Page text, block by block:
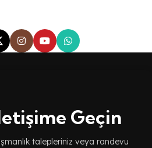
Geçin
talepleriniz veya randevu